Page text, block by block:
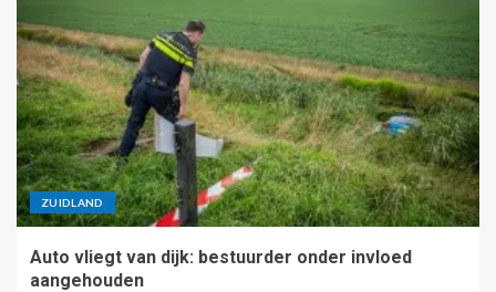
ZUIDLAND
Auto vliegt van dijk: bestuurder onder invloed
aangehouden